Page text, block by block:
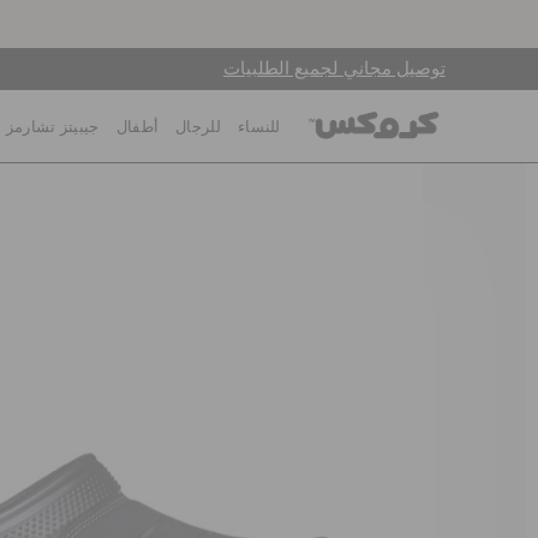
توصيل مجاني لجميع الطلبيات
للنساء للرجال أطفال جيبيتز تشارمز